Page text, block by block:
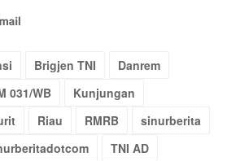
Brigjen TNI
Danrem
031/WB
Kunjungan
Riau RMRB
sinurberita
TNI AD